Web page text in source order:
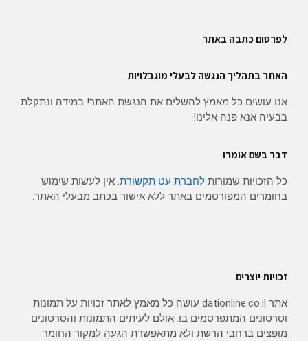
לפרסום כתבה באתר
האתר בתהליך הנגשה לבעלי מוגבלויות
אנו עושים כל מאמץ להשלים את הנגשת האתר! במידה ונתקלת
בבעיה אנא פנה אלינו!
דבר בשם אומרו
כל הזכויות שמורות לחברת עט תקשורת. אין לעשות שימוש
בחומרים המפורסמים באתר ללא אישור בכתב מבעלי האתר.
זכויות יוצרים
אתר dationline.co.il עושה כל מאמץ לאתר זכויות על תמונות
וסרטונים המתפרסמים בו. אולם לעיתים התמונות והסרטונים
מופצים ברחבי הרשת ולא מתאפשרת הגעה למקור החומר